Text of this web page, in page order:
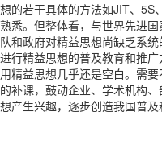
的若干具体的方法如JIT、5S
悉。但整体看，与世界先进
和政府对精益思想尚缺乏系
行精益思想的普及教育和推
精益思想几乎还是空白。需
补课，鼓动企业、学术机构
产生兴趣，逐步创造我国普